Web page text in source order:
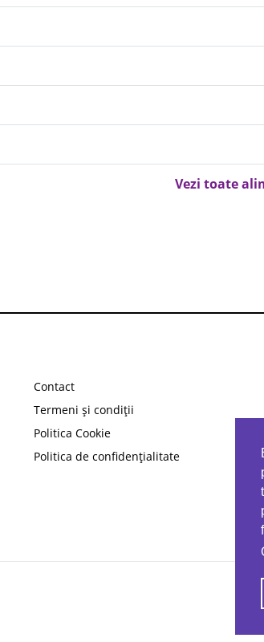
Vezi toate
Contact
Termeni și condiții
Politica Cookie
Politica de confidențialitate
PROTO41
reducere la orice
EATNTRACK